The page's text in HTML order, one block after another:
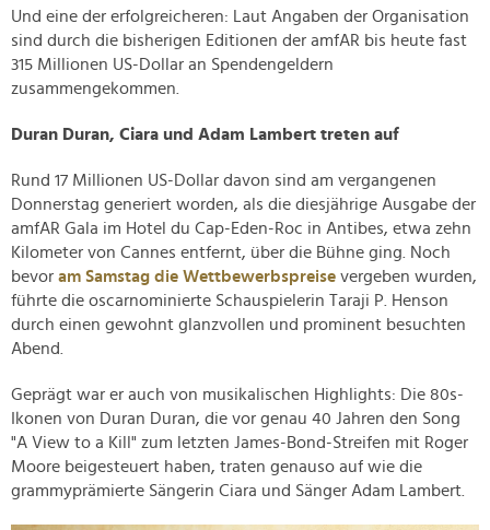
Und eine der erfolgreicheren: Laut Angaben der Organisation
sind durch die bisherigen Editionen der amfAR bis heute fast
315 Millionen US-Dollar an Spendengeldern
zusammengekommen.
Duran Duran, Ciara und Adam Lambert treten auf
Rund 17 Millionen US-Dollar davon sind am vergangenen
Donnerstag generiert worden, als die diesjährige Ausgabe der
amfAR Gala im Hotel du Cap-Eden-Roc in Antibes, etwa zehn
Kilometer von Cannes entfernt, über die Bühne ging. Noch
bevor am Samstag die Wettbewerbspreise vergeben wurden,
führte die oscarnominierte Schauspielerin Taraji P. Henson
durch einen gewohnt glanzvollen und prominent besuchten
Abend.
Geprägt war er auch von musikalischen Highlights: Die 80s-
Ikonen von Duran Duran, die vor genau 40 Jahren den Song
"A View to a Kill" zum letzten James-Bond-Streifen mit Roger
Moore beigesteuert haben, traten genauso auf wie die
grammyprämierte Sängerin Ciara und Sänger Adam Lambert.